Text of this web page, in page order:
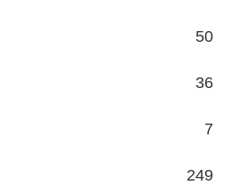
50
36
7
249